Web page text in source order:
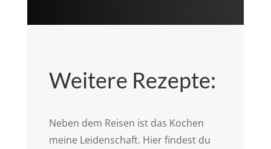
Weitere Rezepte:
Neben dem Reisen ist das Kochen
meine Leidenschaft. Hier findest du